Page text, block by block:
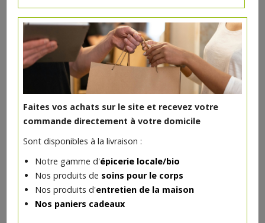
Faites vos achats sur le site et recevez votre
commande directement à votre domicile
Sont disponibles à la livraison :
Notre gamme d'épicerie locale/bio
Nos produits de soins pour le corps
Nos produits d'entretien de la maison
Nos paniers cadeaux
- 1 pc +
4.81€
Réception souhaitée le
1 pc = ± 0.2 kg = ± 4.81 €
DANS LA MÊME CATÉGORIE ...